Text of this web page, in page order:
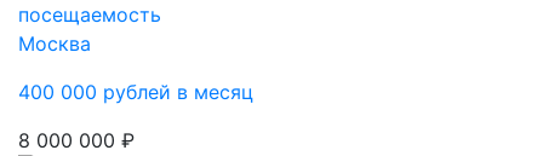
посещаемость
Москва
400 000 рублей в месяц
8 000 000 ₽